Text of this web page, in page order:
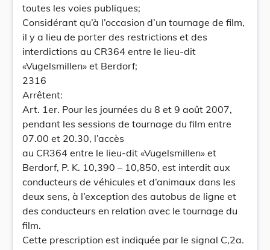
toutes les voies publiques;
Considérant qu’à l’occasion d’un tournage de film,
il y a lieu de porter des restrictions et des
interdictions au CR364 entre le lieu-dit
«Vugelsmillen» et Berdorf;
2316
Arrêtent:
Art. 1er. Pour les journées du 8 et 9 août 2007,
pendant les sessions de tournage du film entre
07.00 et 20.30, l’accès
au CR364 entre le lieu-dit «Vugelsmillen» et
Berdorf, P. K. 10,390 – 10,850, est interdit aux
conducteurs de véhicules et d’animaux dans les
deux sens, à l’exception des autobus de ligne et
des conducteurs en relation avec le tournage du
film.
Cette prescription est indiquée par le signal C,2a.